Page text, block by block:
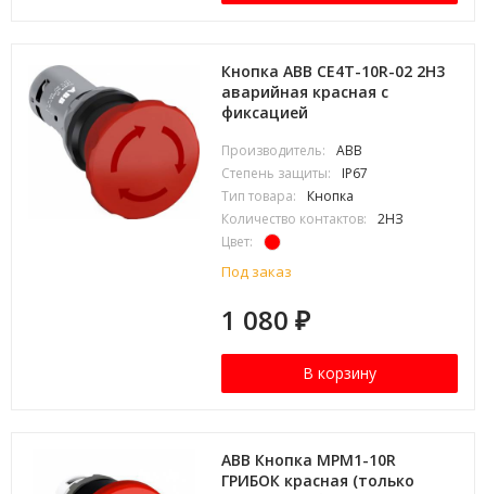
Кнопка ABB CE4T-10R-02 2H3
аварийная красная с
фиксацией
Производитель:
ABB
Степень защиты:
IP67
Тип товара:
Кнопка
Количество контактов:
2НЗ
Цвет:
Под заказ
1 080₽
В корзину
ABB Кнопка MPM1-10R
ГРИБОК красная (только